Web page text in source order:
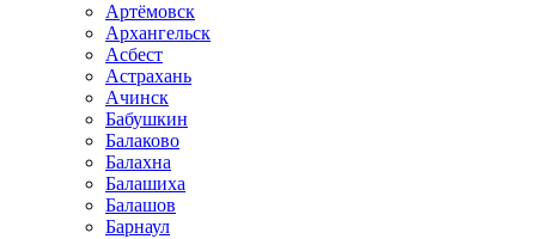
Артёмовск
Архангельск
Асбест
Астрахань
Ачинск
Бабушкин
Балаково
Балахна
Балашиха
Балашов
Барнаул